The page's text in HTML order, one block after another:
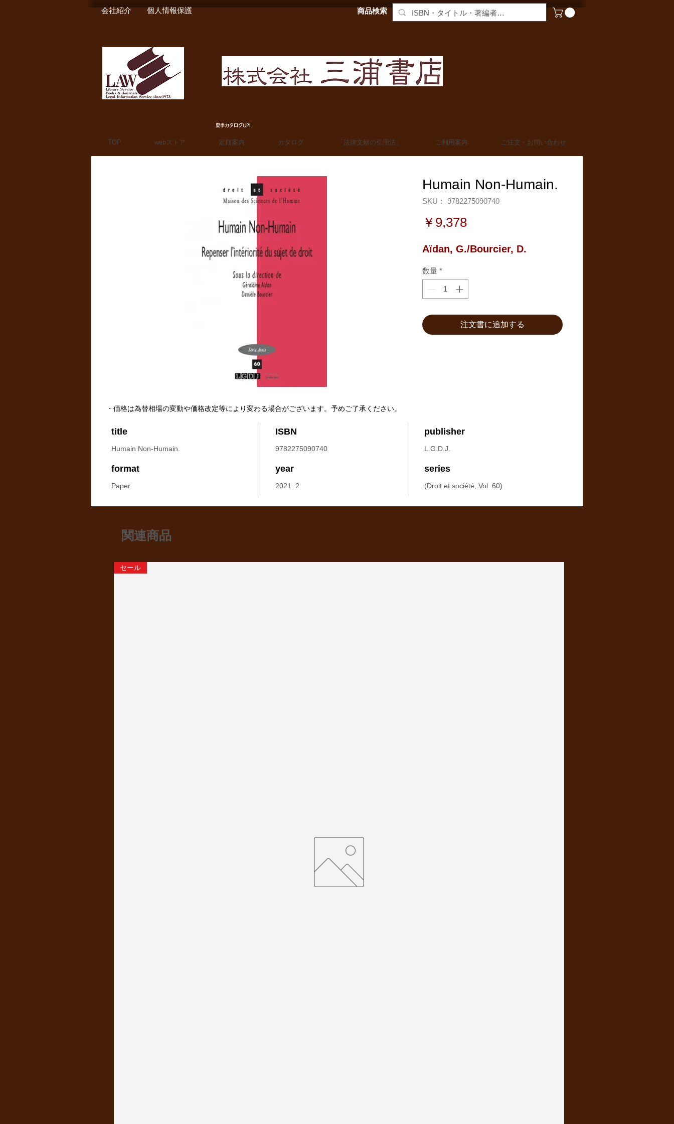
会社紹介 個人情報保護 商品検索
夏季カタログUP!
TOP webストア 定期案内 カタログ 「法律文献の引用法」 ご利用案内 ご注文・お問い合わせ
Humain Non-Humain.
SKU： 9782275090740
￥9,378価
Aïdan, G./Bourcier, D.
数量 *
注文書に追加する
title
Humain Non-Humain.
ISBN
9782275090740
publisher
L.G.D.J.
format
Paper
year
2021. 2
series
(Droit et société, Vol. 60)
・価格は為替相場の変動や価格改定等により変わる場合がございます。予めご了承ください。
関連商品
セール